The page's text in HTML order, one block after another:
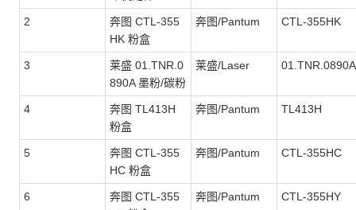
2
奔图 CTL-355
HK 粉盒
奔图/Pantum CTL-355HK
3
莱盛 01.TNR.0
890A 墨粉/碳粉
莱盛/Laser 01.TNR.0890A
4
奔图 TL413H
粉盒
奔图/Pantum TL413H
5
奔图 CTL-355
HC 粉盒
奔图/Pantum CTL-355HC
6
奔图 CTL-355
奔图/Pantum CTL-355HY